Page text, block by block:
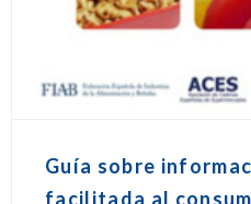
Guía sobre
facilitada al